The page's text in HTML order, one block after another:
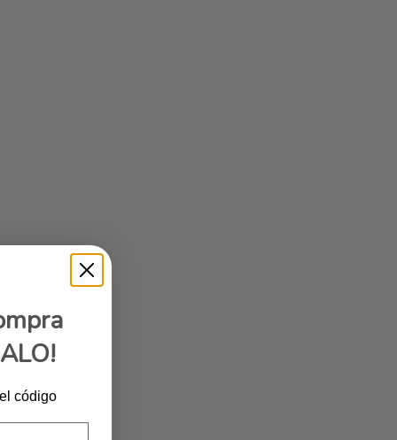
código